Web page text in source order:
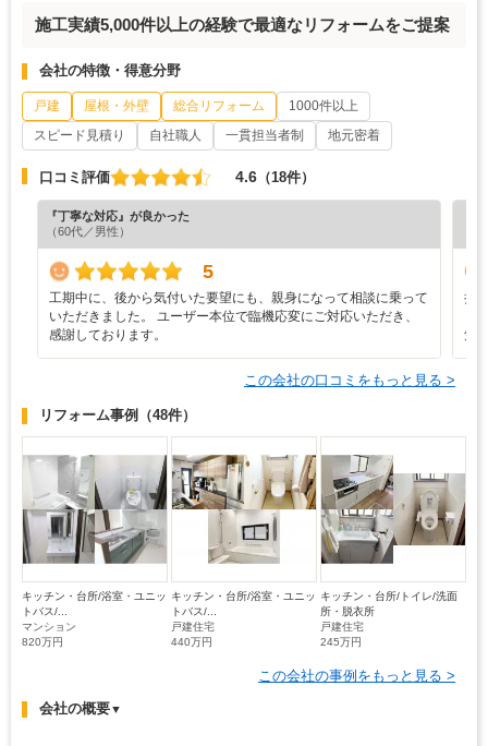
施工実績5,000件以上の経験で最適なリフォームをご提案
会社の特徴・得意分野
戸建 屋根・外壁 総合リフォーム
1000件以上
スピード見積り
自社職人 一貫担当者制 地元密着
口コミ評価 4.6 （18件）
『丁寧な対応』が良かった
（60代／男性）
5
工期中に、後から気付いた要望にも、親身になって相談に乗って
いただきました。 ユーザー本位で臨機応変にご対応いただき、
感謝しております。
担
気
この会社の口コミをもっと見る >
リフォーム事例 （48件）
キッチン・台所/浴室・ユニッ
トバス/...
マンション
820万円
キッチン・台所/浴室・ユニッ
トバス/...
戸建住宅
440万円
キッチン・台所/トイレ/洗面
所・脱衣所
戸建住宅
245万円
この会社の事例をもっと見る >
会社の概要▼